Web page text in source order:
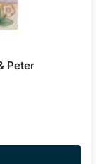
Peter